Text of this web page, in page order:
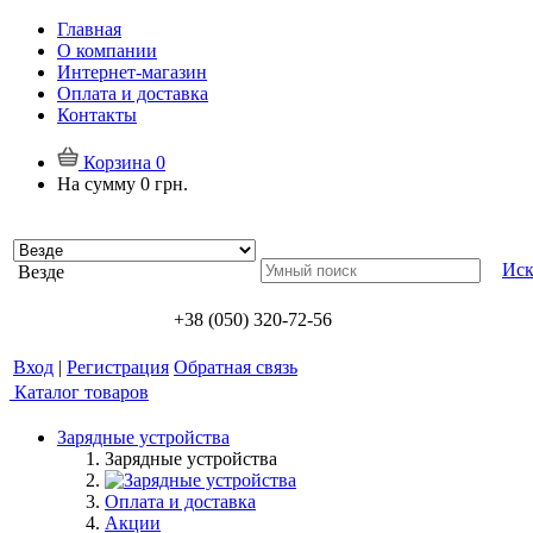
Главная
О компании
Интернет-магазин
Оплата и доставка
Контакты
Корзина 0
На сумму 0 грн.
Везде
+38 (050) 320-72-56
Вход | Регистрация Обратная связь
Каталог товаров
Зарядные устройства
Зарядные устройства
Оплата и доставка
Акции